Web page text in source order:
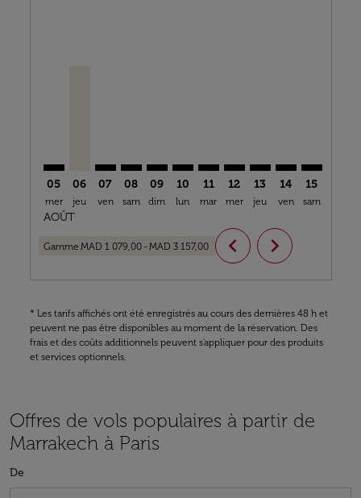
05
mer
AOÛT
06
jeu
07
ven
08
sam
09
dim
10
lun
11
mar
12
mer
13
jeu
14
ven
15
sam
Gamme MAD 1 079,00 -MAD 3 157,00 chevron_left chevron_right
* Les tarifs affichés ont été enregistrés au cours des dernières 48 h et
peuvent ne pas être disponibles au moment de la réservation. Des
frais et des coûts additionnels peuvent s'appliquer pour des produits
et services optionnels.
Offres de vols populaires à partir de
Marrakech à Paris
De